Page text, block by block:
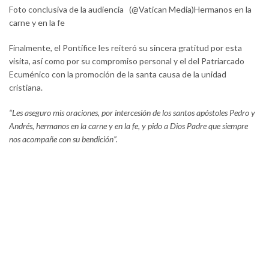
Foto conclusiva de la audiencia (@Vatican Media)Hermanos en la
carne y en la fe
Finalmente, el Pontífice les reiteró su sincera gratitud por esta
visita, así como por su compromiso personal y el del Patriarcado
Ecuménico con la promoción de la santa causa de la unidad
cristiana.
“Les aseguro mis oraciones, por intercesión de los santos apóstoles Pedro y
Andrés, hermanos en la carne y en la fe, y pido a Dios Padre que siempre
nos acompañe con su bendición”.